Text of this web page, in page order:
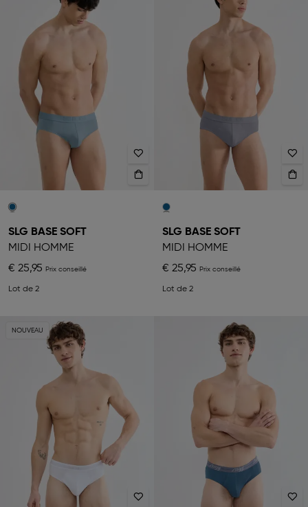
SLG BASE SOFT
MIDI HOMME
€ 25,95
Lot de 2
SLG BASE SOFT
MIDI HOMME
€ 25,95
Lot de 2
NOUVEAU